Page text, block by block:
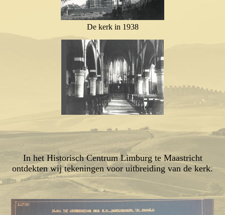
De kerk in 1938
In het Historisch Centrum Limburg te Maastricht
ontdekten wij tekeningen voor uitbreiding van de kerk.